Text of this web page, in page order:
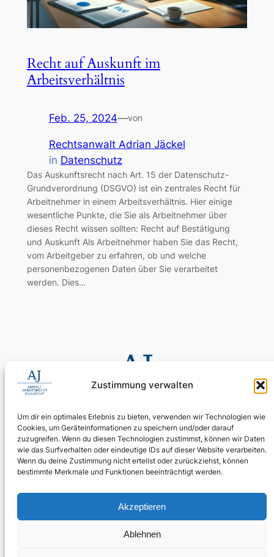
Zustimmung verwalten
Um dir ein optimales Erlebnis zu bieten, verwenden wir Technologien wie
Cookies, um Geräteinformationen zu speichern und/oder darauf
zuzugreifen. Wenn du diesen Technologien zustimmst, können wir Daten
wie das Surfverhalten oder eindeutige IDs auf dieser Website verarbeiten.
Wenn du deine Zustimmung nicht erteilst oder zurückziehst, können
bestimmte Merkmale und Funktionen beeinträchtigt werden.
Akzeptieren
Ablehnen
Recht auf Auskunft im
Arbeitsverhältnis
Feb. 25, 2024—von
Rechtsanwalt Adrian Jäckel
in Datenschutz
Das Auskunftsrecht nach Art. 15 der Datenschutz-
Grundverordnung (DSGVO) ist ein zentrales Recht für
Arbeitnehmer in einem Arbeitsverhältnis. Hier einige
wesentliche Punkte, die Sie als Arbeitnehmer über
dieses Recht wissen sollten: Recht auf Bestätigung
und Auskunft Als Arbeitnehmer haben Sie das Recht,
vom Arbeitgeber zu erfahren, ob und welche
personenbezogenen Daten über Sie verarbeitet
werden. Dies…
0155 60 11 80 35
Digitale Assistenz: 030 4397 9215 90
24/7 erreichbar: Ihr Anliegen wird zuverlässig aufgenommen.
WhatsApp Business
kanzlei@ra-aj.de